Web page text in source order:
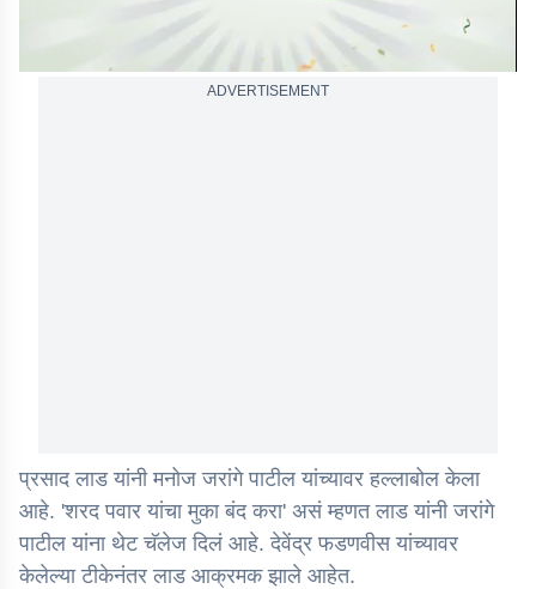
ADVERTISEMENT
प्रसाद लाड यांनी मनोज जरांगे पाटील यांच्यावर हल्लाबोल केला
आहे. 'शरद पवार यांचा मुका बंद करा' असं म्हणत लाड यांनी जरांगे
पाटील यांना थेट चॅलेज दिलं आहे. देवेंद्र फडणवीस यांच्यावर
केलेल्या टीकेनंतर लाड आक्रमक झाले आहेत.